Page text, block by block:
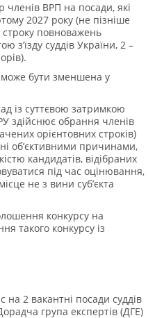
членів ВРП на посади, які
2027 року (не пізніше
строку повноважень
з’їзду суддів України, 2 –
бути зменшена у
із суттєвою затримкою
здійснює обрання членів
орієнтовних строків)
об’єктивними причинами,
кандидатів, відібраних
під час оцінювання,
не з вини суб’єкта
конкурсу на
такого конкурсу із
2 вакантні посади суддів
група експертів (ДГЕ)